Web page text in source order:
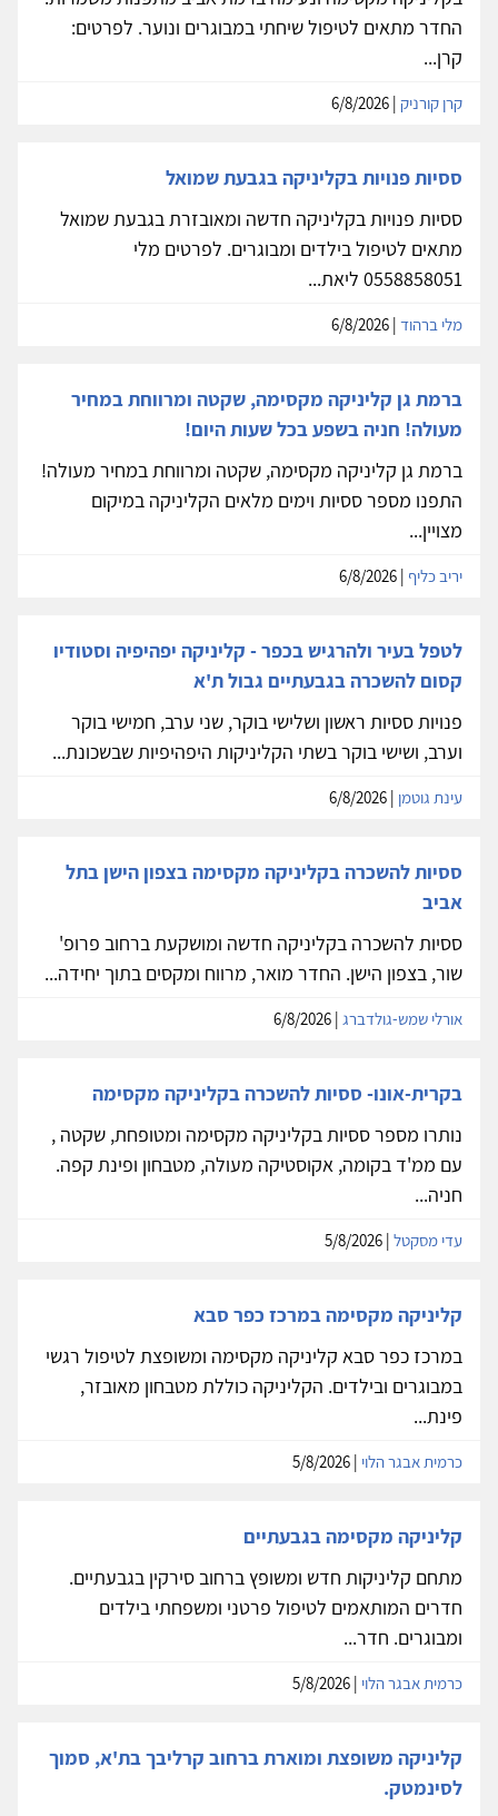
החדר מתאים לטיפול שיחתי במבוגרים ונוער. לפרטים:
קרן...
קרן קורניק
ססיות פנויות בקליניקה בגבעת שמואל
ססיות פנויות בקליניקה חדשה ומאובזרת בגבעת שמואל
מתאים לטיפול בילדים ומבוגרים. לפרטים מלי
0558858051 ליאת...
מלי ברהוד
ברמת גן קליניקה מקסימה, שקטה ומרווחת במחיר
מעולה! חניה בשפע בכל שעות היום!
ברמת גן קליניקה מקסימה, שקטה ומרווחת במחיר מעולה!
התפנו מספר ססיות וימים מלאים הקליניקה במיקום
מצויין...
יריב כליף
לטפל בעיר ולהרגיש בכפר - קליניקה יפהיפיה וסטודיו
קסום להשכרה בגבעתיים גבול ת'א
פנויות ססיות ראשון ושלישי בוקר, שני ערב, חמישי בוקר
וערב, ושישי בוקר בשתי הקליניקות היפהיפיות שבשכונת...
עינת גוטמן
ססיות להשכרה בקליניקה מקסימה בצפון הישן בתל
אביב
ססיות להשכרה בקליניקה חדשה ומושקעת ברחוב פרופ'
שור, בצפון הישן. החדר מואר, מרווח ומקסים בתוך יחידה...
אורלי שמש-גולדברג
בקרית-אונו- ססיות להשכרה בקליניקה מקסימה
נותרו מספר ססיות בקליניקה מקסימה ומטופחת, שקטה ,
עם ממ'ד בקומה, אקוסטיקה מעולה, מטבחון ופינת קפה.
חניה...
עדי מסקטל
קליניקה מקסימה במרכז כפר סבא
במרכז כפר סבא קליניקה מקסימה ומשופצת לטיפול רגשי
במבוגרים ובילדים. הקליניקה כוללת מטבחון מאובזר,
פינת...
כרמית אבגר הלוי
קליניקה מקסימה בגבעתיים
מתחם קליניקות חדש ומשופץ ברחוב סירקין בגבעתיים.
חדרים המותאמים לטיפול פרטני ומשפחתי בילדים
ומבוגרים. חדר...
כרמית אבגר הלוי
קליניקה משופצת ומוארת ברחוב קרליבך בת'א, סמוך
לסינמטק.